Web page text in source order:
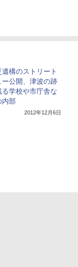
遺構のストリート
ー公開、津波の跡
る学校や市庁舎な
内部
2012年12月6日